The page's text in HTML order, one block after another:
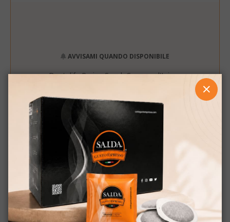
AVVISAMI QUANDO DISPONIBILE
Dentalife Purina Snack Cane per l'Igiene
ITALIAN
Questo sito web utilizza
cookie